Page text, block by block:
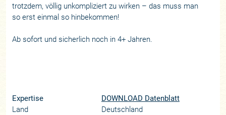
trotzdem, völlig unkompliziert zu wirken – das muss man
so erst einmal so hinbekommen!
Ab sofort und sicherlich noch in 4+ Jahren.
Expertise
DOWNLOAD Datenblatt
Land
Deutschland